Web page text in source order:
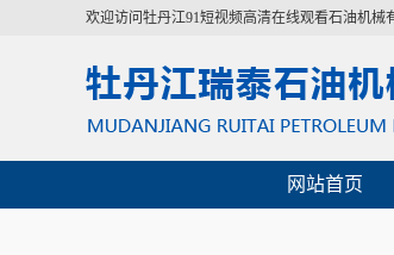
欢迎访问牡丹江91短视频高清在线观看石油机械
网站首页